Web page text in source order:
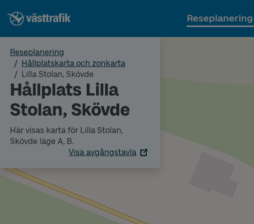
Reseplanering
Reseplanering
Hållplatskarta och zonkarta
Lilla Stolan, Skövde
Hållplats Lilla
Stolan, Skövde
Här visas karta för Lilla Stolan,
Skövde läge A, B.
Visa avgångstavla